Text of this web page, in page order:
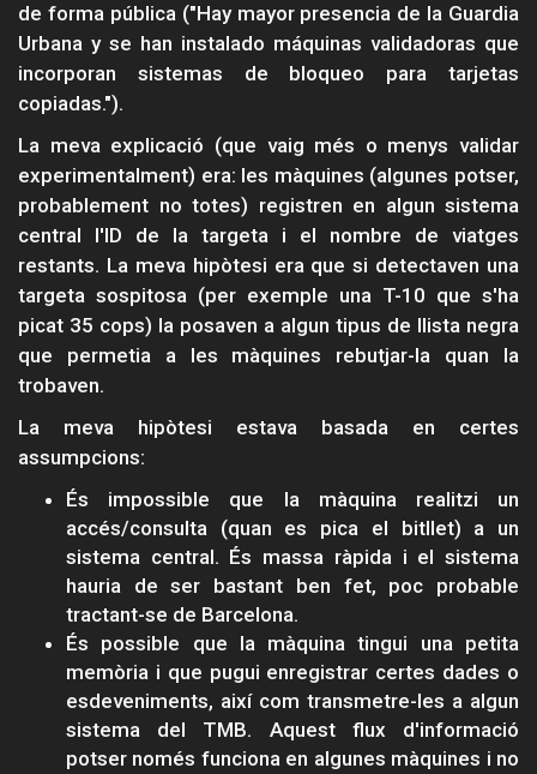
de forma pública ("Hay mayor presencia de la Guardia
Urbana y se han instalado máquinas validadoras que
incorporan sistemas de bloqueo para tarjetas
copiadas.").
La meva explicació (que vaig més o menys validar
experimentalment) era: les màquines (algunes potser,
probablement no totes) registren en algun sistema
central l'ID de la targeta i el nombre de viatges
restants. La meva hipòtesi era que si detectaven una
targeta sospitosa (per exemple una T-10 que s'ha
picat 35 cops) la posaven a algun tipus de llista negra
que permetia a les màquines rebutjar-la quan la
trobaven.
La meva hipòtesi estava basada en certes
assumpcions:
És impossible que la màquina realitzi un
accés/consulta (quan es pica el bitllet) a un
sistema central. És massa ràpida i el sistema
hauria de ser bastant ben fet, poc probable
tractant-se de Barcelona.
És possible que la màquina tingui una petita
memòria i que pugui enregistrar certes dades o
esdeveniments, així com transmetre-les a algun
sistema del TMB. Aquest flux d'informació
potser només funciona en algunes màquines i no